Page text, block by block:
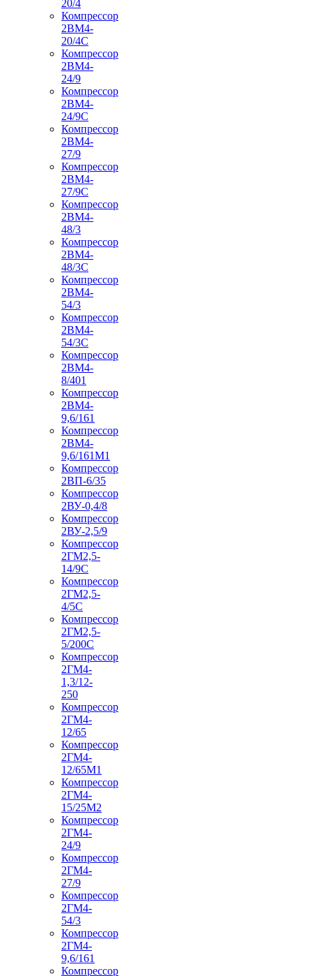
20/4
Компрессор
2ВМ4-
20/4С
Компрессор
2ВМ4-
24/9
Компрессор
2ВМ4-
24/9С
Компрессор
2ВМ4-
27/9
Компрессор
2ВМ4-
27/9С
Компрессор
2ВМ4-
48/3
Компрессор
2ВМ4-
48/3С
Компрессор
2ВМ4-
54/3
Компрессор
2ВМ4-
54/3С
Компрессор
2ВМ4-
8/401
Компрессор
2ВМ4-
9,6/161
Компрессор
2ВМ4-
9,6/161М1
Компрессор
2ВП-6/35
Компрессор
2ВУ-0,4/8
Компрессор
2ВУ-2,5/9
Компрессор
2ГМ2,5-
14/9С
Компрессор
2ГМ2,5-
4/5С
Компрессор
2ГМ2,5-
5/200С
Компрессор
2ГМ4-
1,3/12-
250
Компрессор
2ГМ4-
12/65
Компрессор
2ГМ4-
12/65М1
Компрессор
2ГМ4-
15/25М2
Компрессор
2ГМ4-
24/9
Компрессор
2ГМ4-
27/9
Компрессор
2ГМ4-
54/3
Компрессор
2ГМ4-
9,6/161
Компрессор